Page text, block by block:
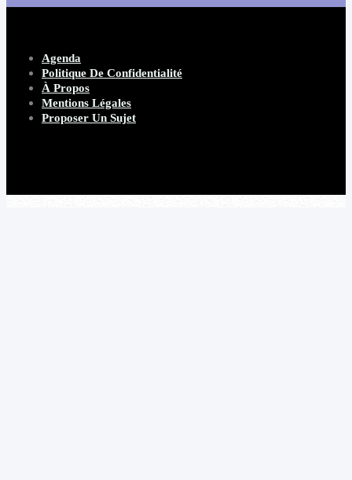
Agenda
Politique De Confidentialité
À Propos
Mentions Légales
Proposer Un Sujet